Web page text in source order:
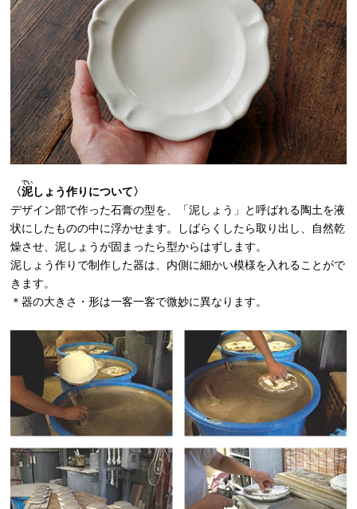
〈泥
でい
しょう作りについて〉
デザイン部で作った石膏の型を、「泥しょう」と呼ばれる陶土を液
状にしたものの中に浮かせます。しばらくしたら取り出し、自然乾
燥させ、泥しょうが固まったら型からはずします。
泥しょう作りで制作した器は、内側に細かい模様を入れることがで
きます。
＊器の大きさ・形は一客一客で微妙に異なります。